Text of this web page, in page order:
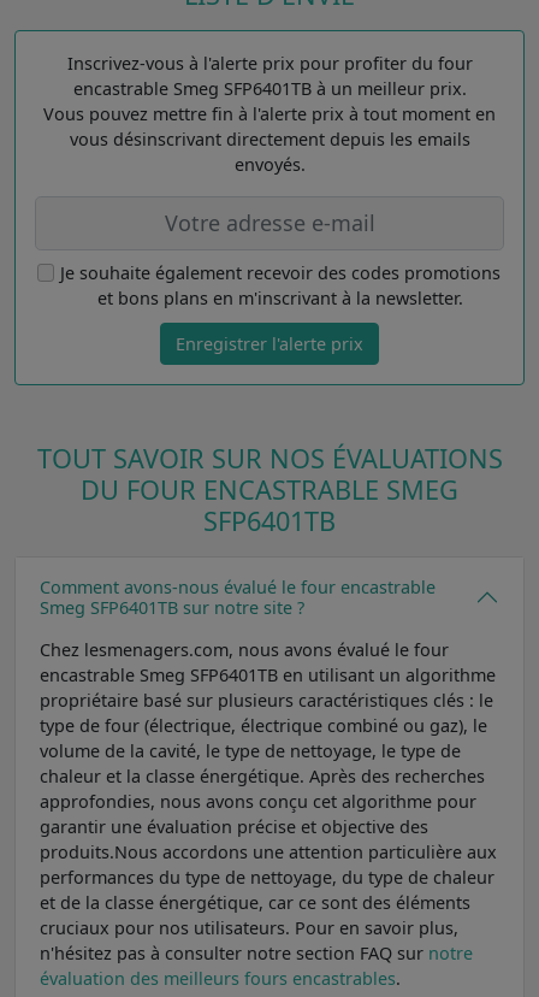
Inscrivez-vous à l'alerte prix pour profiter du four
encastrable Smeg SFP6401TB à un meilleur prix.
Vous pouvez mettre fin à l'alerte prix à tout moment en
vous désinscrivant directement depuis les emails
envoyés.
Je souhaite également recevoir des codes promotions
et bons plans en m'inscrivant à la newsletter.
Enregistrer l'alerte prix
TOUT SAVOIR SUR NOS ÉVALUATIONS
DU FOUR ENCASTRABLE SMEG
SFP6401TB
Comment avons-nous évalué le four encastrable
Smeg SFP6401TB sur notre site ?
Chez lesmenagers.com, nous avons évalué le four
encastrable Smeg SFP6401TB en utilisant un algorithme
propriétaire basé sur plusieurs caractéristiques clés : le
type de four (électrique, électrique combiné ou gaz), le
volume de la cavité, le type de nettoyage, le type de
chaleur et la classe énergétique. Après des recherches
approfondies, nous avons conçu cet algorithme pour
garantir une évaluation précise et objective des
produits.Nous accordons une attention particulière aux
performances du type de nettoyage, du type de chaleur
et de la classe énergétique, car ce sont des éléments
cruciaux pour nos utilisateurs. Pour en savoir plus,
n'hésitez pas à consulter notre section FAQ sur notre
évaluation des meilleurs fours encastrables.